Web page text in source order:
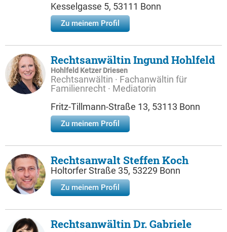
Kesselgasse 5, 53111 Bonn
Zu meinem Profil
Rechtsanwältin Ingund Hohlfeld
Hohlfeld Ketzer Driesen
Rechtsanwältin · Fachanwältin für
Familienrecht · Mediatorin
Fritz-Tillmann-Straße 13, 53113 Bonn
Zu meinem Profil
Rechtsanwalt Steffen Koch
Holtorfer Straße 35, 53229 Bonn
Zu meinem Profil
Rechtsanwältin Dr. Gabriele